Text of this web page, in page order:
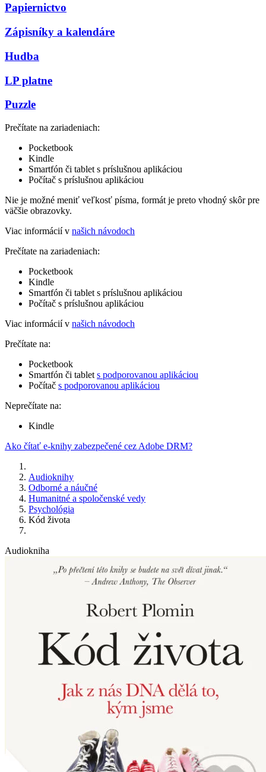
Papiernictvo
Zápisníky a kalendáre
Hudba
LP platne
Puzzle
Prečítate na zariadeniach:
Pocketbook
Kindle
Smartfón či tablet s príslušnou aplikáciou
Počítač s príslušnou aplikáciou
Nie je možné meniť veľkosť písma, formát je preto vhodný skôr pre
väčšie obrazovky.
Viac informácií v našich návodoch
Prečítate na zariadeniach:
Pocketbook
Kindle
Smartfón či tablet s príslušnou aplikáciou
Počítač s príslušnou aplikáciou
Viac informácií v našich návodoch
Prečítate na:
Pocketbook
Smartfón či tablet s podporovanou aplikáciou
Počítač s podporovanou aplikáciou
Neprečítate na:
Kindle
Ako čítať e-knihy zabezpečené cez Adobe DRM?
Audioknihy
Odborné a náučné
Humanitné a spoločenské vedy
Psychológia
Kód života
Audiokniha